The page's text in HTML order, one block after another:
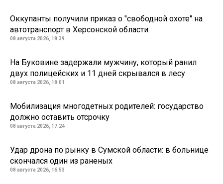
Оккупанты получили приказ о "свободной охоте" на
автотранспорт в Херсонской области
08 августа 2026, 18:39
На Буковине задержали мужчину, который ранил
двух полицейских и 11 дней скрывался в лесу
08 августа 2026, 18:01
Мобилизация многодетных родителей: государство
должно оставить отсрочку
08 августа 2026, 17:24
Удар дрона по рынку в Сумской области: в больнице
скончался один из раненых
08 августа 2026, 16:53